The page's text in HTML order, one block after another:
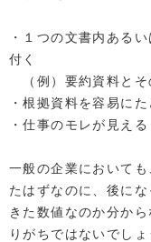
・１つの文書内ある
付く
（例）要約資料とそ
・根拠資料を容易に
・仕事のモレが見える
一般の企業において
たはずなのに、後に
きた数値なのか分か
りがちではないでし